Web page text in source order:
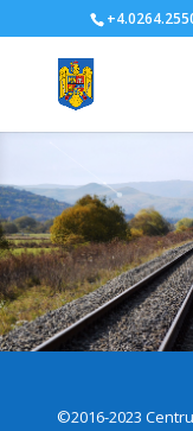
©2016-2023